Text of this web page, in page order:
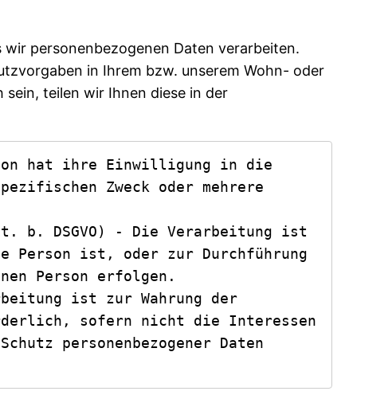
wir personenbezogenen Daten verarbeiten.
in Ihrem bzw. unserem Wohn- oder
teilen wir Ihnen diese in der
hat ihre Einwilligung in die
Zweck oder mehrere
DSGVO) - Die Verarbeitung ist
ist, oder zur Durchführung
Person erfolgen.
ist zur Wahrung der
sofern nicht die Interessen
personenbezogener Daten